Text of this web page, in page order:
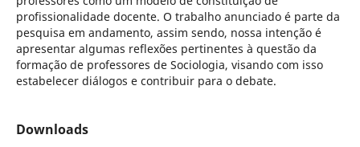
profissionalidade docente. O trabalho anunciado é parte da
pesquisa em andamento, assim sendo, nossa intenção é
apresentar algumas reflexões pertinentes à questão da
formação de professores de Sociologia, visando com isso
estabelecer diálogos e contribuir para o debate.
Downloads